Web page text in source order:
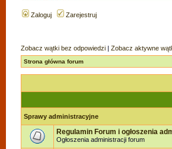
Zaloguj Zarejestruj
Zobacz wątki bez odpowiedzi | Zobacz aktywne
Strona główna forum
Sprawy administracyjne
Regulamin Forum i ogłoszenia
Ogłoszenia administracji forum